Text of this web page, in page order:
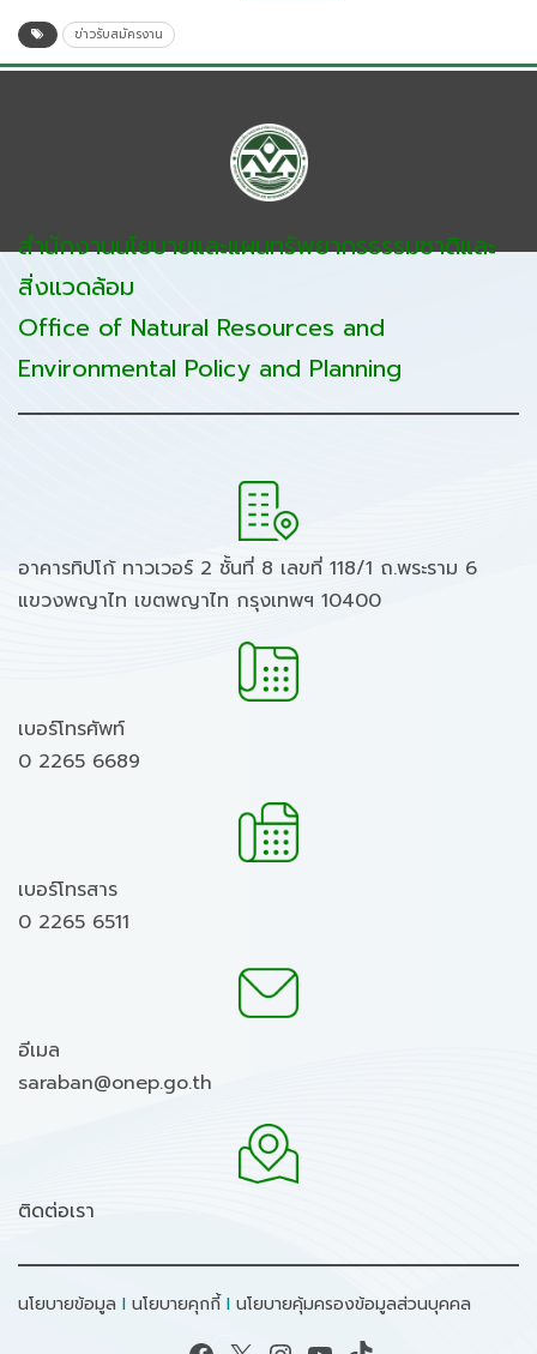
ข่าวรับสมัครงาน
สำนักงานนโยบายและแผนทรัพยากรธรรมชาติและ
สิ่งแวดล้อม
Office of Natural Resources and
Environmental Policy and Planning
อาคารทิปโก้ ทาวเวอร์ 2 ชั้นที่ 8 เลขที่ 118/1 ถ.พระราม 6
แขวงพญาไท เขตพญาไท กรุงเทพฯ 10400
เบอร์โทรศัพท์
0 2265 6689
เบอร์โทรสาร
0 2265 6511
อีเมล
saraban@onep.go.th
ติดต่อเรา
นโยบายข้อมูล I นโยบายคุกกี้I นโยบายคุ้มครองข้อมูลส่วนบุคคล